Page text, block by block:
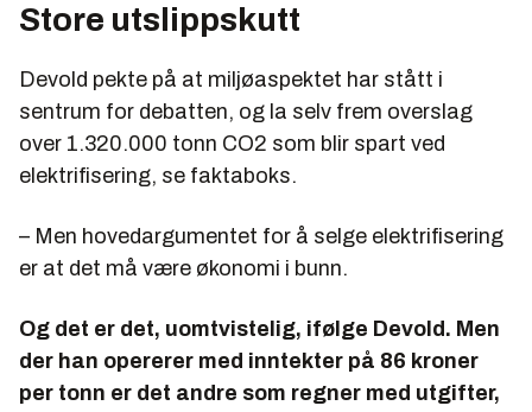
Store utslippskutt
Devold pekte på at miljøaspektet har stått i
sentrum for debatten, og la selv frem overslag
over 1.320.000 tonn CO2 som blir spart ved
elektrifisering, se faktaboks.
– Men hovedargumentet for å selge elektrifisering
er at det må være økonomi i bunn.
Og det er det, uomtvistelig, ifølge Devold. Men
der han opererer med inntekter på 86 kroner
per tonn er det andre som regner med utgifter,